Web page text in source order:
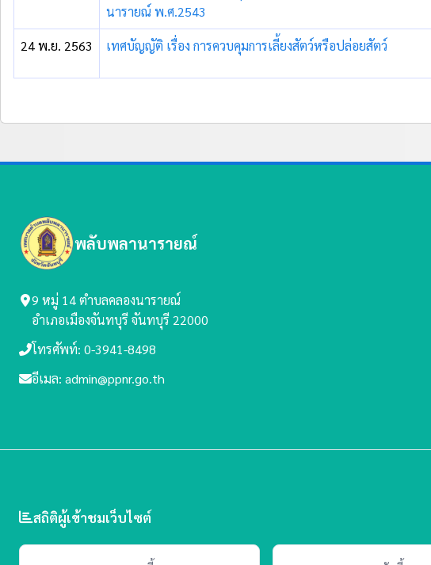
นารายณ์ พ.ศ.2543
24 พ.ย. 2563 เทศบัญญัติ เรื่อง การควบคุมการเลี้ยงสัตว์หรือปล่อยสัตว์
พลับพลานารายณ์
9 หมู่ 14 ตำบลคลองนารายณ์
อำเภอเมืองจันทบุรี จันทบุรี 22000
โทรศัพท์: 0-3941-8498
อีเมล: admin@ppnr.go.th
สถิติผู้เข้าชมเว็บไซต์